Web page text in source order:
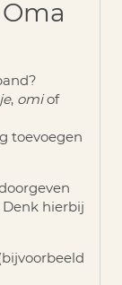
, omiof
toevoegen
Denk hierbij